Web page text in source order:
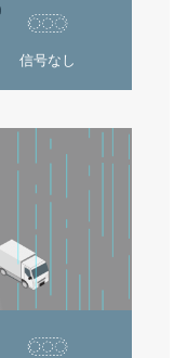
信号なし